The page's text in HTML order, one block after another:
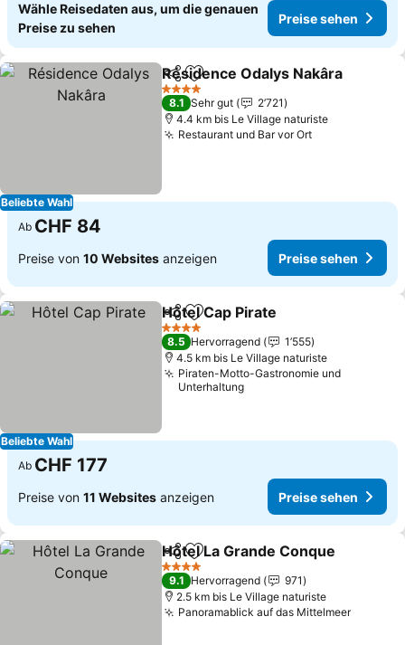
Wähle Reisedaten aus, um die genauen
Preise zu sehen
Preise sehen
Beliebte Wahl
TeilenZu Favoriten hinzufügen
Résidence Odalys Nakâra
4 Sterne
8.1 Sehr gut
2’721
4.4 km bis Le Village naturiste
Restaurant und Bar vor Ort
Ab CHF 84
Preise von 10 Websites anzeigen Preise sehen
Beliebte Wahl
TeilenZu Favoriten hinzufügen
Hôtel Cap Pirate
4 Sterne
8.5 Hervorragend
1’555
4.5 km bis Le Village naturiste
Piraten-Motto-Gastronomie und
Unterhaltung
Ab CHF 177
Preise von 11 Websites anzeigen Preise sehen
TeilenZu Favoriten hinzufügen
Hôtel La Grande Conque
4 Sterne
9.1 Hervorragend
971
2.5 km bis Le Village naturiste
Panoramablick auf das Mittelmeer